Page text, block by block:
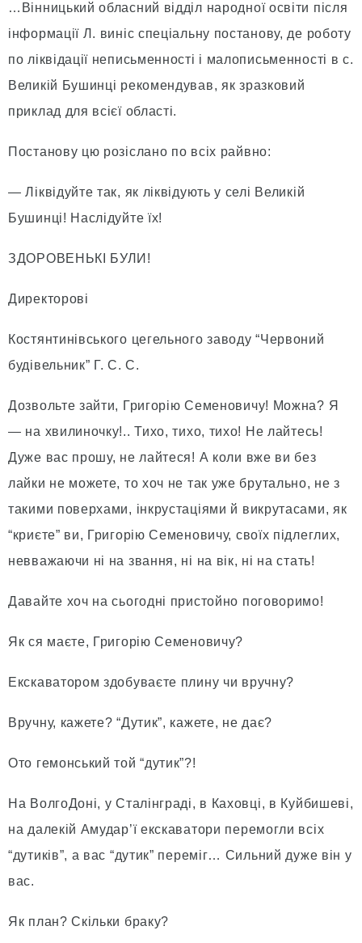
…Вінницький обласний відділ народної освіти після
інформації Л. виніс спеціальну постанову, де роботу
по ліквідації неписьменності і малописьменності в с.
Великій Бушинці рекомендував, як зразковий
приклад для всієї області.
Постанову цю розіслано по всіх райвно:
— Ліквідуйте так, як ліквідують у селі Великій
Бушинці! Наслідуйте їх!
ЗДОРОВЕНЬКІ БУЛИ!
Директорові
Костянтинівського цегельного заводу “Червоний
будівельник” Г. С. С.
Дозвольте зайти, Григорію Семеновичу! Можна? Я
— на хвилиночку!.. Тихо, тихо, тихо! Не лайтесь!
Дуже вас прошу, не лайтеся! А коли вже ви без
лайки не можете, то хоч не так уже брутально, не з
такими поверхами, інкрустаціями й викрутасами, як
“криєте” ви, Григорію Семеновичу, своїх підлеглих,
невважаючи ні на звання, ні на вік, ні на стать!
Давайте хоч на сьогодні пристойно поговоримо!
Як ся маєте, Григорію Семеновичу?
Екскаватором здобуваєте плину чи вручну?
Вручну, кажете? “Дутик”, кажете, не дає?
Ото гемонський той “дутик”?!
На ВолгоДоні, у Сталінграді, в Каховці, в Куйбишеві,
на далекій Амудар’ї екскаватори перемогли всіх
“дутиків”, а вас “дутик” переміг… Сильний дуже він у
вас.
Як план? Скільки браку?